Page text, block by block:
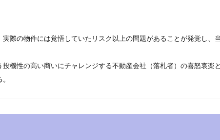
際の物件には覚悟していたリスク以上の問題があることが発覚し、
機性の高い商いにチャレンジする不動産会社（落札者）の喜怒哀楽